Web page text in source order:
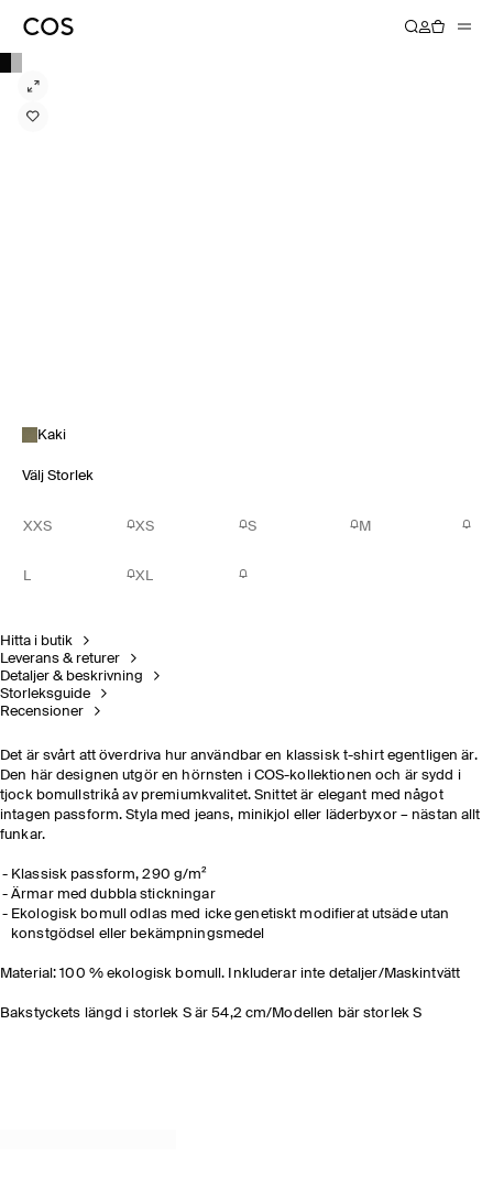
Kaki
Välj Storlek
XXS XS S M
L XL
Hitta i butik
Leverans & returer
Detaljer & beskrivning
Storleksguide
Recensioner
Det är svårt att överdriva hur användbar en klassisk t-shirt egentligen är.
Den här designen utgör en hörnsten i COS-kollektionen och är sydd i
tjock bomullstrikå av premiumkvalitet. Snittet är elegant med något
intagen passform. Styla med jeans, minikjol eller läderbyxor – nästan allt
funkar.
Klassisk passform, 290 g/m²
Ärmar med dubbla stickningar
Ekologisk bomull odlas med icke genetiskt modifierat utsäde utan
konstgödsel eller bekämpningsmedel
Material: 100 % ekologisk bomull. Inkluderar inte detaljer/Maskintvätt
Bakstyckets längd i storlek S är 54,2 cm/Modellen bär storlek S